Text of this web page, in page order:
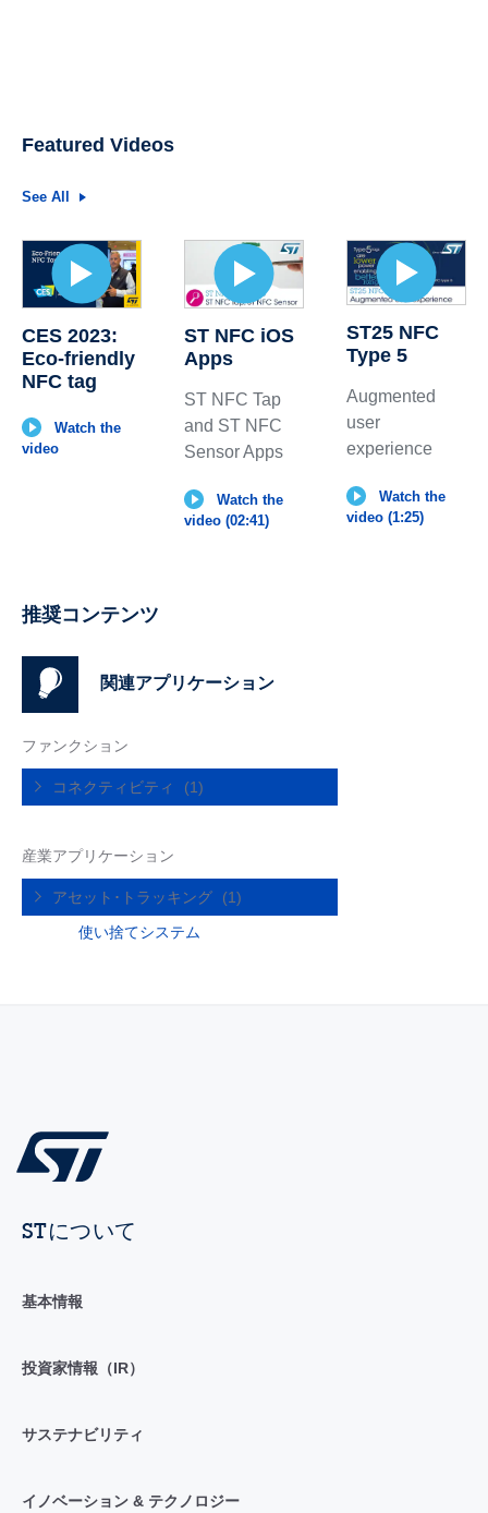
Featured Videos
See All
CES 2023:
Eco-friendly
NFC tag
Watch the
video
ST NFC iOS
Apps
ST NFC Tap
and ST NFC
Sensor Apps
Watch the
video (02:41)
ST25 NFC
Type 5
Augmented
user
experience
Watch the
video (1:25)
推奨コンテンツ
関連アプリケーション
ファンクション
コネクティビティ (1)
産業アプリケーション
アセット･トラッキング
(1)
使い捨てシステム
STについて
基本情報
投資家情報（IR）
サステナビリティ
イノベーション & テクノロジー